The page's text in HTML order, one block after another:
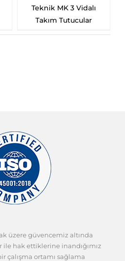
MK 3 Vidalı
Tutucular
üzere güvencemiz altında
hak ettiklerine inandığımız
çalışma ortamı sağlama